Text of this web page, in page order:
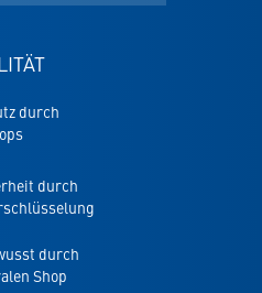
durch
durch
durch
Shop